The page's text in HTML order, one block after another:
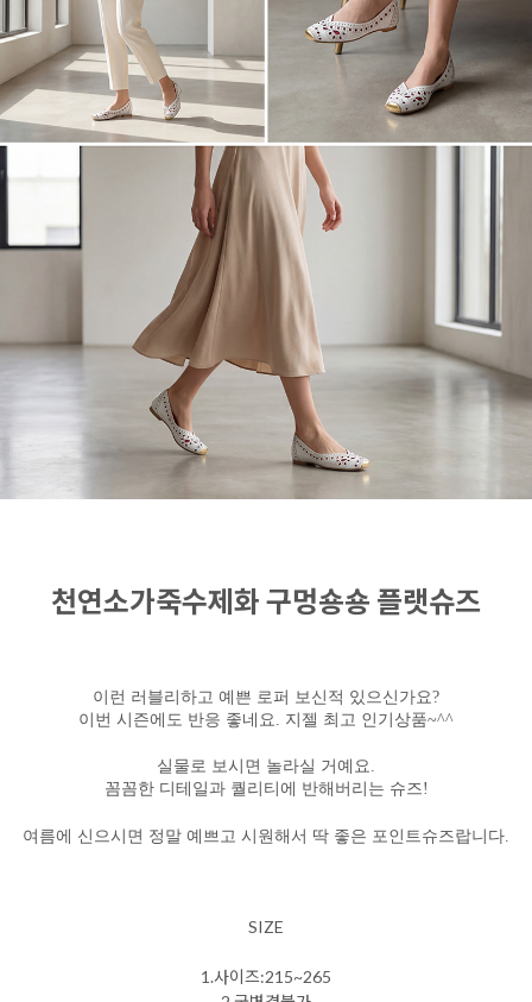
천연소가죽수제화 구멍숑숑 플랫슈즈
이런 러블리하고 예쁜 로퍼 보신적 있으신가요?
이번 시즌에도 반응 좋네요. 지젤 최고 인기상품~^^
실물로 보시면 놀라실 거예요.
꼼꼼한 디테일과 퀄리티에 반해버리는 슈즈!
여름에 신으시면 정말 예쁘고 시원해서 딱 좋은 포인트슈즈랍니다.
SIZE
1.사이즈:215~265